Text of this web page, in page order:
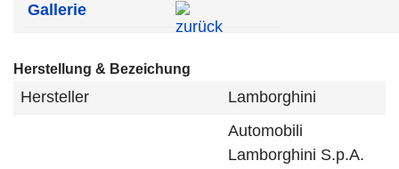
Gallerie
Herstellung & Bezeichung
Hersteller Lamborghini
Automobili
Lamborghini S.p.A.